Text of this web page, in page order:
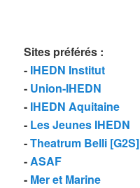
Sites préférés :
- IHEDN Institut
- Union-IHEDN
- IHEDN Aquitaine
- Les Jeunes IHEDN
-Theatrum Belli [G2S]
-ASAF
- Mer et Marine